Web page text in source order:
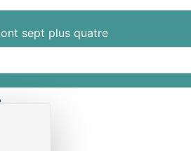
sept plus quatre